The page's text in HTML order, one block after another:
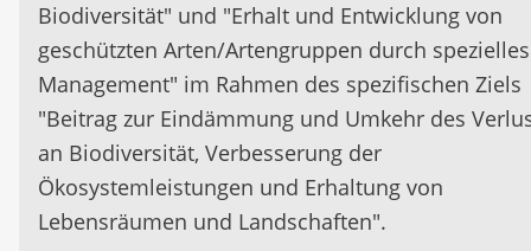
Biodiversität" und "Erhalt und Entwicklung von
geschützten Arten/Artengruppen durch spezielles
Management" im Rahmen des spezifischen Ziels
"Beitrag zur Eindämmung und Umkehr des
an Biodiversität, Verbesserung der
Ökosystemleistungen und Erhaltung von
Lebensräumen und Landschaften".